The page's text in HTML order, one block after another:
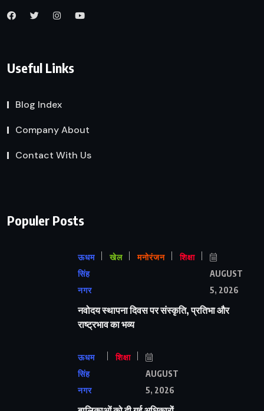
Useful Links
Blog Index
Company About
Contact With Us
Populer Posts
ऊधम
सिंह
नगर
खेल मनोरंजन शिक्षा
AUGUST
5, 2026
नवोदय स्थापना दिवस पर संस्कृति, प्रतिभा और
राष्ट्रभाव का भव्य
ऊधम
सिंह
नगर
शिक्षा
AUGUST
5, 2026